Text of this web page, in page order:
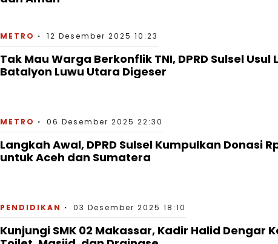
METRO 12 Desember 2025 10:23
Tak Mau Warga Berkonflik TNI, DPRD Sulsel Usul
Batalyon Luwu Utara Digeser
METRO 06 Desember 2025 22:30
Langkah Awal, DPRD Sulsel Kumpulkan Donasi
untuk Aceh dan Sumatera
PENDIDIKAN 03 Desember 2025 18:10
Kunjungi SMK 02 Makassar, Kadir Halid Dengar